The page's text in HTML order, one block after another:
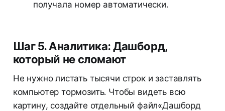
получала номер автоматически.
Шаг 5. Аналитика: Дашборд,
который не сломают
Не нужно листать тысячи строк и заставлять
компьютер тормозить. Чтобы видеть всю
картину, создайте отдельный файл«Дашборд